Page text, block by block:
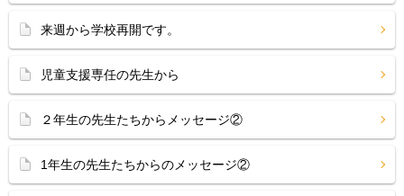
来週から学校再開です。
児童支援専任の先生から
２年生の先生たちからメッセージ②
1年生の先生たちからのメッセージ②